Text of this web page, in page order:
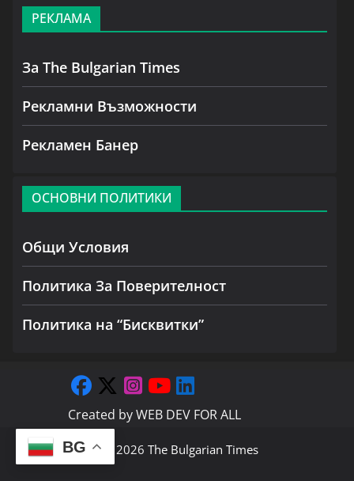
РЕКЛАМА
За The Bulgarian Times
Рекламни Възможности
Рекламен Банер
ОСНОВНИ ПОЛИТИКИ
Общи Условия
Политика За Поверителност
Политика на “Бисквитки”
Created byWEB DEV FOR ALL
Copyright © 2026 The Bulgarian Times
BG